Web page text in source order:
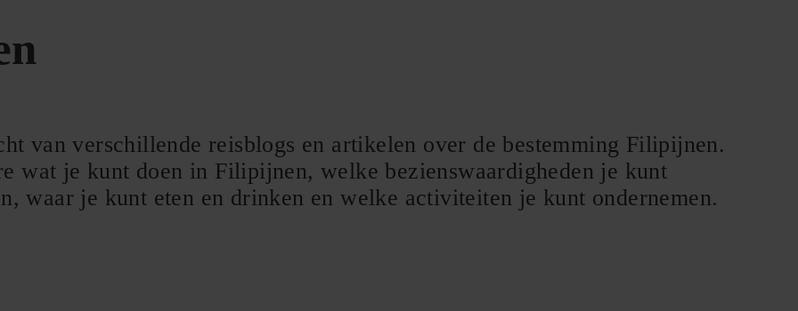
van verschillende reisblogs en artikelen over de bestemming Filipijnen.
wat je kunt doen in Filipijnen, welke bezienswaardigheden je kunt
waar je kunt eten en drinken en welke activiteiten je kunt ondernemen.